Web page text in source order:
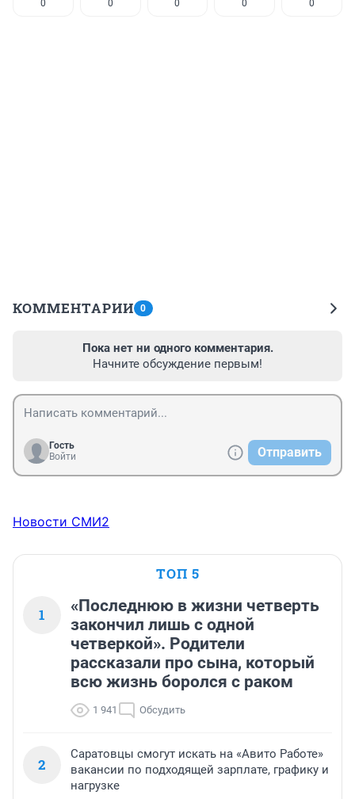
0 0 0 0 0
КОММЕНТАРИИ 0
Пока нет ни одного комментария.
Начните обсуждение первым!
Гость
Войти
Отправить
Новости СМИ2
ТОП 5
1
«Последнюю в жизни четверть
закончил лишь с одной
четверкой». Родители
рассказали про сына, который
всю жизнь боролся с раком
1 941 Обсудить
2
Саратовцы смогут искать на «Авито Работе»
вакансии по подходящей зарплате, графику и
нагрузке